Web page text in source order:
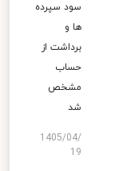
سود سپرده
ها و
برداشت از
حساب
مشخص
شد
1405/04/
19